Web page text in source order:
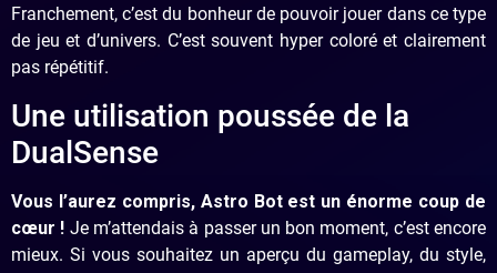
Franchement, c’est du bonheur de pouvoir jouer dans ce type
de jeu et d’univers. C’est souvent hyper coloré et clairement
pas répétitif.
Une utilisation poussée de la
DualSense
Vous l’aurez compris, Astro Bot est un énorme coup de
cœur ! Je m’attendais à passer un bon moment, c’est encore
mieux. Si vous souhaitez un aperçu du gameplay, du style,